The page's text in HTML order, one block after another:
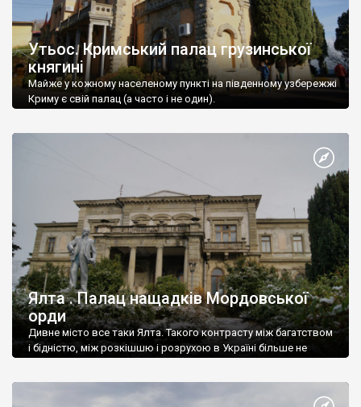
Утьос. Кримський палац грузинської
княгині
Майже у кожному населеному пункті на південному узбережжі
Криму є свій палац (а часто і не один).
Ялта . Палац нащадків Мордовської
орди
Дивне місто все таки Ялта. Такого контрасту між багатством
і бідністю, між розкішшю і розрухою в Україні більше не